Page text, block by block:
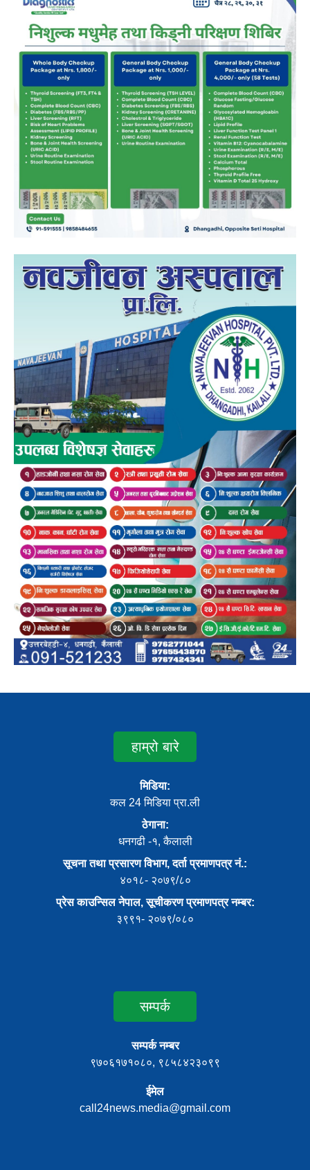
हाम्रो बारे
मिडिया:
कल 24 मिडिया प्रा.ली
ठेगाना:
धनगढी -१, कैलाली
सूचना तथा प्रसारण विभाग, दर्ता प्रमाणपत्र नं.:
४०१८- २०७९/८०
प्रेस काउन्सिल नेपाल, सूचीकरण प्रमाणपत्र नम्बर:
३९९१- २०७९/०८०
सम्पर्क
सम्पर्क नम्बर
९७०६१७१०८०, ९८५८४२३०९९
ईमेल
call24news.media@gmail.com